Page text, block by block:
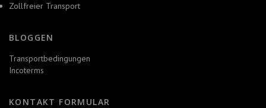
Zollfreier Transport
BLOGGEN
Transportbedingungen
Incoterms
KONTAKT FORMULAR